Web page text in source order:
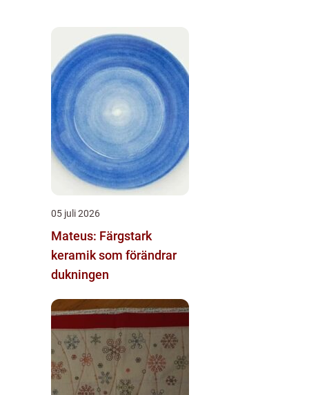
05 juli 2026
Mateus: Färgstark
keramik som förändrar
dukningen